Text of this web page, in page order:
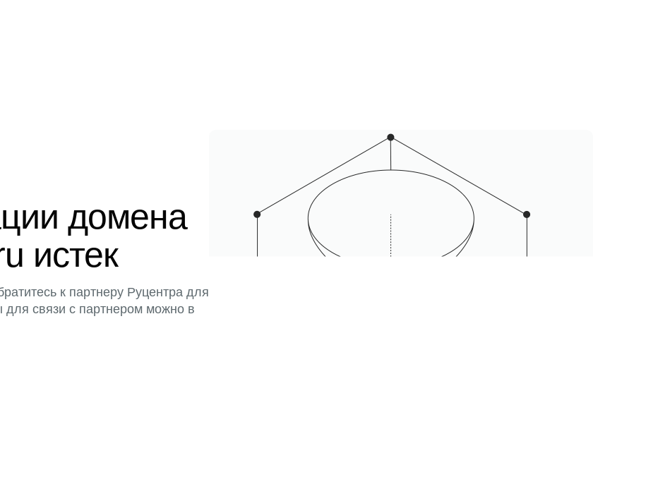
домена
истек
к партнеру Руцентра для
для связи с партнером можно в